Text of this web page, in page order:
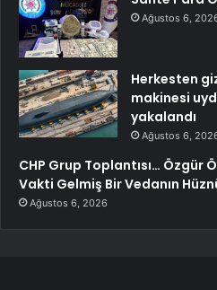
Ağustos 6,
Herkesten
makinesi
yakalandı
Ağustos 6,
CHP Grup Toplantısı… Özgür
Vakti Gelmiş Bir Vedanın
Ağustos 6, 2026